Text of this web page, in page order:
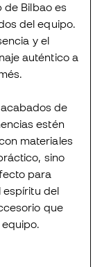
de Bilbao es
del equipo.
y el
auténtico a
de
estén
materiales
sino
para
espíritu del
que